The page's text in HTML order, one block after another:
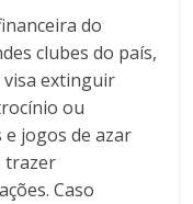
do
clubes do país,
visa extinguir
ou
jogos de azar
trazer
Caso